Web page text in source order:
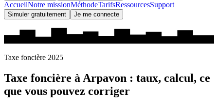
AccueilNotre missionMéthodeTarifsRessourcesSupport
Simuler gratuitement Je me connecte
Taxe foncière 2025
Taxe foncière àArpavon : taux, calcul, ce
que vous pouvez corriger